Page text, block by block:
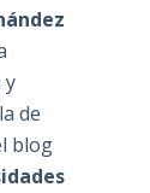
y
de
blog